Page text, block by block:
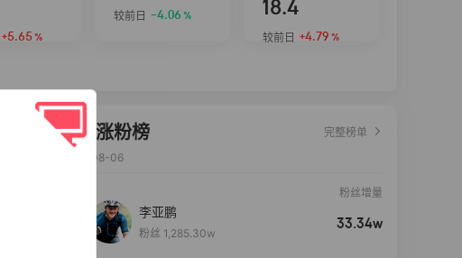
+5.65 %
较前日 -4.06 % 18.4
较前日 +4.79 %
达人涨粉榜
完整榜单
2026-08-06
粉丝增量
李亚鹏
粉丝 1,285.30w
33.34w